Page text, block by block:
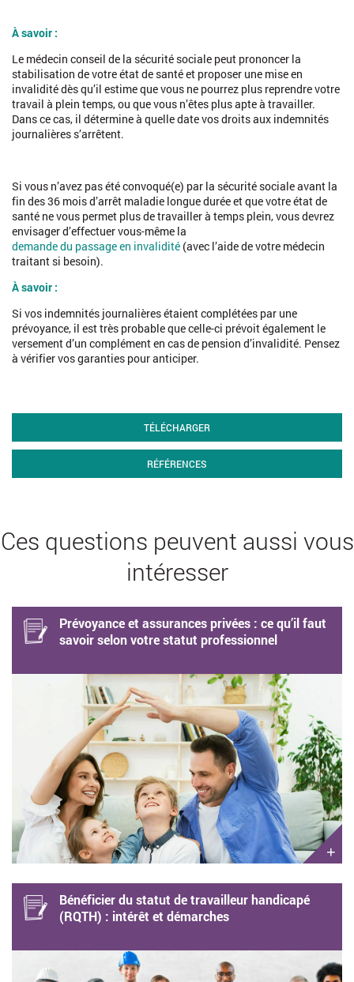
À savoir :
Le médecin conseil de la sécurité sociale peut prononcer la
stabilisation de votre état de santé et proposer une mise en
invalidité dès qu’il estime que vous ne pourrez plus reprendre votre
travail à plein temps, ou que vous n’êtes plus apte à travailler.
Dans ce cas, il détermine à quelle date vos droits aux indemnités
journalières s’arrêtent.
Si vous n’avez pas été convoqué(e) par la sécurité sociale avant la
fin des 36 mois d’arrêt maladie longue durée et que votre état de
santé ne vous permet plus de travailler à temps plein, vous devrez
envisager d’effectuer vous-même la
demande du passage en invalidité (avec l’aide de votre médecin
traitant si besoin).
À savoir :
Si vos indemnités journalières étaient complétées par une
prévoyance, il est très probable que celle-ci prévoit également le
versement d’un complément en cas de pension d’invalidité. Pensez
à vérifier vos garanties pour anticiper.
TÉLÉCHARGER
RÉFÉRENCES
insertion/prevention-maintien-emploi/salarie-travailleur-
independant-ou-agent-public/etre-a-l-ecoute-de-sa-
sante/article/visites-et-examens-medicaux-dans-le-cadre-
du-travail
Ces questions peuvent aussi vous
intéresser
Prévoyance et assurances privées : ce qu’il faut
savoir selon votre statut professionnel
+
Bénéficier du statut de travailleur handicapé
(RQTH) : intérêt et démarches